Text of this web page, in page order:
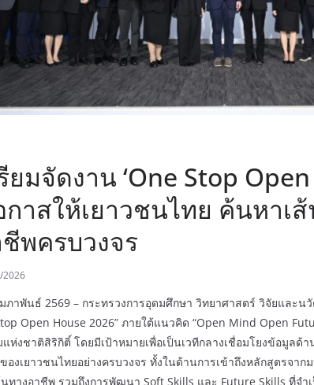
ยมจัดงาน ‘One Stop Open
าสให้เยาวชนไทย ค้นหาเ
พครบวงจร
2026
ภาพันธ์ 2569 – กระทรวงการอุดมศึกษา วิทยาศาสตร์ วิจัยและน
Open House 2026” ภายใต้แนวคิด “Open Mind Open
ห่งชาติสิริกิติ์ โดยมีเป้าหมายเพื่อเป็นเวทีกลางเชื่อมโยงข้อมูลด้
งเยาวชนไทยอย่างครบวงจร ทั้งในด้านการเข้าถึงหลักสูตรจาก
ทางอาชีพ รวมถึงการพัฒนา Soft Skills และ Future Skills ที่จ